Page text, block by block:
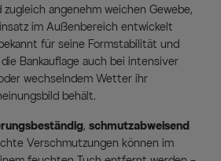
angenehm weichen Gewebe,
im Außenbereich entwickelt
für seine Formstabilität und
Bankauflage auch bei intensiver
wechselndem Wetter ihr
behält.
, schmutzabweisend
Verschmutzungen können im